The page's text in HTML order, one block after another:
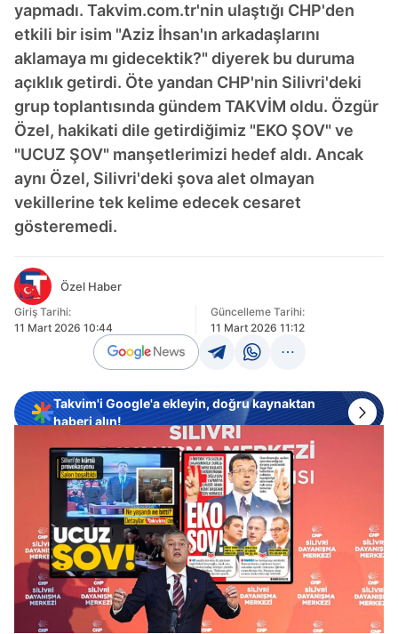
yapmadı. Takvim.com.tr'nin ulaştığı CHP'den
etkili bir isim "Aziz İhsan'ın arkadaşlarını
aklamaya mı gidecektik?" diyerek bu duruma
açıklık getirdi. Öte yandan CHP'nin Silivri'deki
grup toplantısında gündem TAKVİM oldu. Özgür
Özel, hakikati dile getirdiğimiz "EKO ŞOV" ve
"UCUZ ŞOV" manşetlerimizi hedef aldı. Ancak
aynı Özel, Silivri'deki şova alet olmayan
vekillerine tek kelime edecek cesaret
gösteremedi.
Özel Haber
Giriş Tarihi:
11 Mart 2026 10:44
Güncelleme Tarihi:
11 Mart 2026 11:12
Takvim'i Google'a ekleyin, doğru kaynaktan
haberi alın!